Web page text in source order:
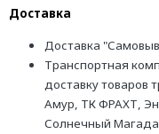
Доставка
Доставка
Транспортная
доставку товаров
Амур, ТК ФРАХТ,
Солнечный